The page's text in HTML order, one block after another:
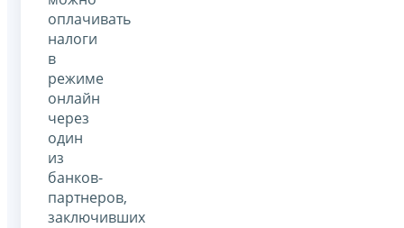
оплачивать
налоги
в
режиме
онлайн
через
один
из
банков-
партнеров,
заключивших